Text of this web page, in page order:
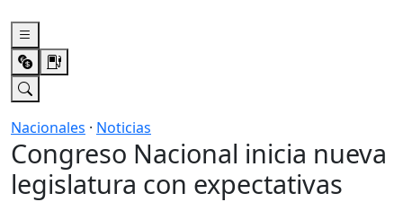
Nacionales · Noticias
Congreso Nacional inicia nueva
legislatura con expectativas